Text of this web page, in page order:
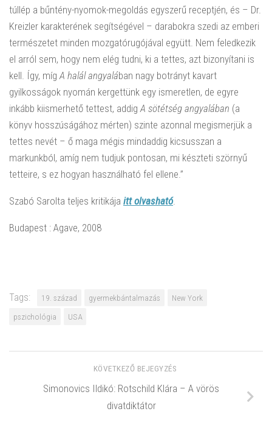
túllép a bűntény-nyomok-megoldás egyszerű receptjén, és – Dr.
Kreizler karakterének segítségével – darabokra szedi az emberi
természetet minden mozgatórugójával együtt. Nem feledkezik
el arról sem, hogy nem elég tudni, ki a tettes, azt bizonyítani is
kell. Így, míg A halál angyalában nagy botrányt kavart
gyilkosságok nyomán kergettünk egy ismeretlen, de egyre
inkább kiismerhető tettest, addig A sötétség angyalában (a
könyv hosszúságához mérten) szinte azonnal megismerjük a
tettes nevét – ő maga mégis mindaddig kicsusszan a
markunkból, amíg nem tudjuk pontosan, mi készteti szörnyű
tetteire, s ez hogyan használható fel ellene.”
Szabó Sarolta teljes kritikája itt olvasható.
Budapest : Agave, 2008
Tags: 19. század gyermekbántalmazás
New York
pszichológia
USA
KÖVETKEZŐ BEJEGYZÉS
Simonovics Ildikó: Rotschild Klára – A vörös
divatdiktátor